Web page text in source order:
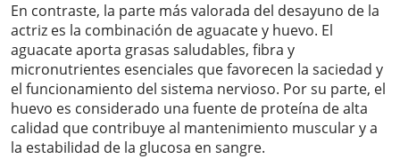
En contraste, la parte más valorada del desayuno de la
actriz es la combinación de aguacate y huevo. El
aguacate aporta grasas saludables, fibra y
micronutrientes esenciales que favorecen la saciedad y
el funcionamiento del sistema nervioso. Por su parte, el
huevo es considerado una fuente de proteína de alta
calidad que contribuye al mantenimiento muscular y a
la estabilidad de la glucosa en sangre.